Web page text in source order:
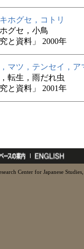
ホグセ，コトリ
グセ，小鳥
と資料」 2000年
マツ，テンセイ，ア
転生，雨だれ虫
と資料」 2001年
Center for Japanese